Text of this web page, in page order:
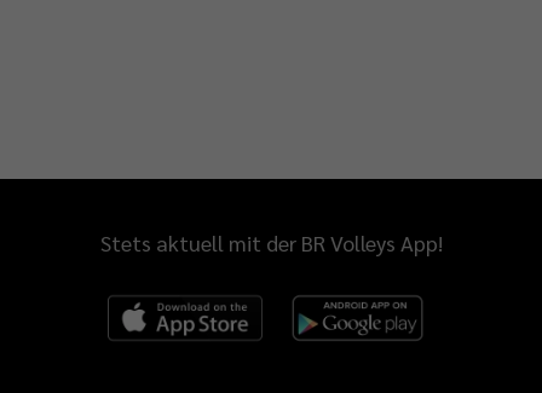
Stets aktuell mit der BR Volleys App!